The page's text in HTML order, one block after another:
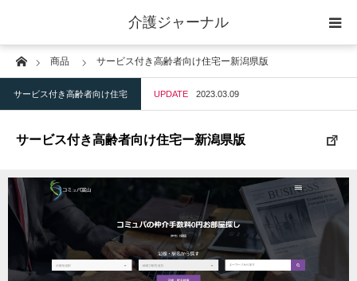
介護ジャーナル
Home商品 サービス付き高齢者向け住宅ー新潟県版
サービス付き高齢者向け住宅 UPDATE 2023.03.09
サービス付き高齢者向け住宅ー新潟県版
ケアプラン作成
訪問
短期入所
訪問＋通い＋宿泊